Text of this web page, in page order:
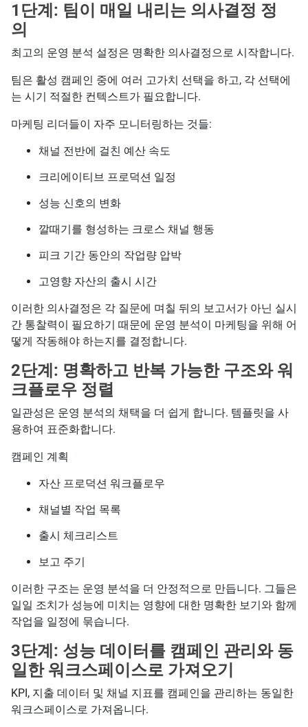
1단계: 팀이 매일 내리는 의사결정 정
의
최고의 운영 분석 설정은 명확한 의사결정으로 시작합니다.
팀은 활성 캠페인 중에 여러 고가치 선택을 하고, 각 선택에
는 시기 적절한 컨텍스트가 필요합니다.
마케팅 리더들이 자주 모니터링하는 것들:
채널 전반에 걸친 예산 속도
크리에이티브 프로덕션 일정
성능 신호의 변화
깔때기를 형성하는 크로스 채널 행동
피크 기간 동안의 작업량 압박
고영향 자산의 출시 시간
이러한 의사결정은 각 질문에 며칠 뒤의 보고서가 아닌 실시
간 통찰력이 필요하기 때문에 운영 분석이 마케팅을 위해 어
떻게 작동해야 하는지를 결정합니다.
2단계: 명확하고 반복 가능한 구조와 워
크플로우 정렬
일관성은 운영 분석의 채택을 더 쉽게 합니다. 템플릿을 사
용하여 표준화합니다.
캠페인 계획
자산 프로덕션 워크플로우
채널별 작업 목록
출시 체크리스트
보고 주기
이러한 구조는 운영 분석을 더 안정적으로 만듭니다. 그들은
일일 조치가 성능에 미치는 영향에 대한 명확한 보기와 함께
작업을 일정에 묶습니다.
3단계: 성능 데이터를 캠페인 관리와 동
일한 워크스페이스로 가져오기
KPI, 지출 데이터 및 채널 지표를 캠페인을 관리하는 동일한
워크스페이스로 가져옵니다.